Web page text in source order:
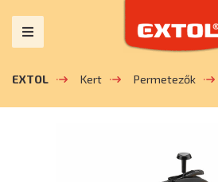
EXTOL Kert Permetezők